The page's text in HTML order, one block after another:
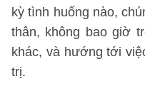
kỳ tình huống nào,
thân, không bao giờ
khác, và hướng tới
trị.